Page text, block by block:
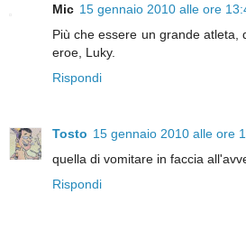
Mic 15 gennaio 2010 alle ore
Più che essere un grande atleta,
eroe, Luky.
Rispondi
Tosto 15 gennaio 2010 alle ore
quella di vomitare in faccia
Rispondi